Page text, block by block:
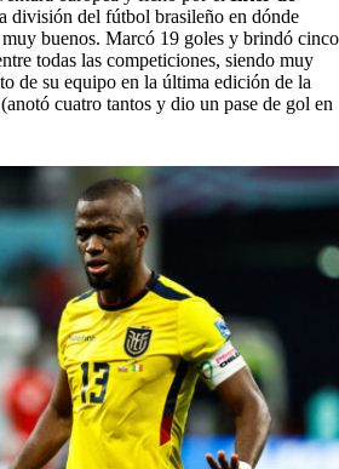
división del fútbol brasileño en dónde
buenos. Marcó 19 goles y brindó cinco
todas las competiciones, siendo muy
de su equipo en la última edición de la
(anotó cuatro tantos y dio un pase de gol en